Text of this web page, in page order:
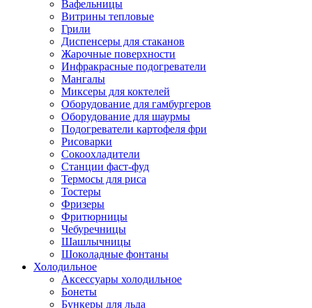
Вафельницы
Витрины тепловые
Грили
Диспенсеры для стаканов
Жарочные поверхности
Инфракрасные подогреватели
Мангалы
Миксеры для коктелей
Оборудование для гамбургеров
Оборудование для шаурмы
Подогреватели картофеля фри
Рисоварки
Сокоохладители
Станции фаст-фуд
Термосы для риса
Тостеры
Фризеры
Фритюрницы
Чебуречницы
Шашлычницы
Шоколадные фонтаны
Холодильное
Аксессуары холодильное
Бонеты
Бункеры для льда